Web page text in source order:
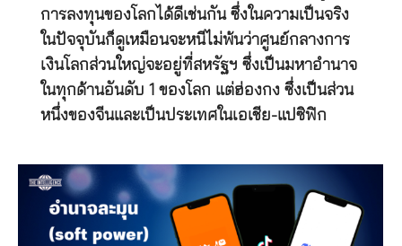
การลงทุนของโลกได้ดีเช่นกัน ซึ่งในความเป็นจริง
ในปัจจุบันก็ดูเหมือนจะหนีไม่พ้นว่าศูนย์กลางการ
เงินโลกส่วนใหญ่จะอยู่ที่สหรัฐฯ ซึ่งเป็นมหาอำนาจ
ในทุกด้านอันดับ 1 ของโลก แต่ฮ่องกง ซึ่งเป็นส่วน
หนึ่งของจีนและเป็นประเทศในเอเชีย-แปซิฟิก